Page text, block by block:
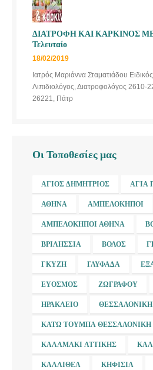
ΔΙΑΤΡΟΦΗ ΚΑΙ ΚΑΡΚΙΝΟΣ
Τελευταίο
18/02/2019
Ιατρός Μαριάννα Σταματιάδου
Λιπιδιολόγος, Διατροφολόγος 2610-
26221, Πάτρ
Οι Τοποθεσίες μας
ΆΓΙΟΣ ΔΗΜΉΤΡΙΟΣ ΑΓΊΑ
ΑΘΉΝΑ ΑΜΠΕΛΌΚΗΠΟΙ
ΑΜΠΕΛΌΚΗΠΟΙ ΑΘΉΝΑ
ΒΡΙΛΉΣΣΙΑ ΒΌΛΟΣ
ΓΚΎΖΗ ΓΛΥΦΆΔΑ
ΕΎΟΣΜΟΣ ΖΩΓΡΆΦΟΥ
ΗΡΆΚΛΕΙΟ ΘΕΣΣΑΛΟΝΊΚΗ
ΚΆΤΩ ΤΟΎΜΠΑ ΘΕΣΣΑΛΟΝΊΚΗ
ΚΑΛΑΜΆΚΙ ΑΤΤΙΚΉΣ
ΚΑΛΛΙΘΈΑ ΚΗΦΙΣΙΆ